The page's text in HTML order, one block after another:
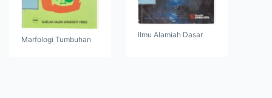
Marfologi Tumbuhan
Ilmu Alamiah Dasar